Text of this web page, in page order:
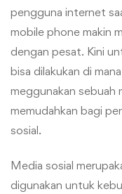
pengguna internet
mobile phone makin
dengan pesat. Kini
bisa dilakukan di
meggunakan sebuah
memudahkan bagi
sosial.
Media sosial
digunakan untuk